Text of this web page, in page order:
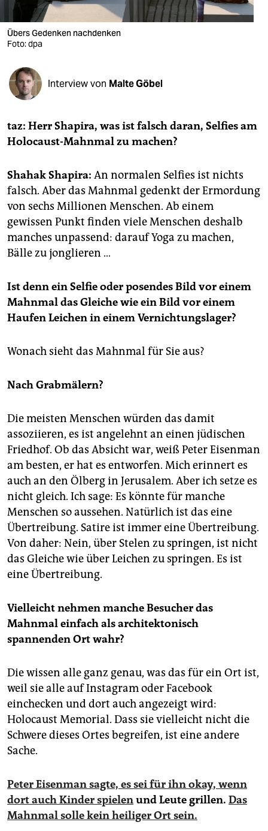
verlag
veranstaltungen
fragen & hilfe
unterstützen
abo
epaper login
Übers Gedenken nachdenken
Foto: dpa
Interview von Malte Göbel
taz: Herr Shapira, was ist falsch daran, Selfies am
Holocaust-Mahnmal zu machen?
Shahak Shapira: An normalen Selfies ist nichts
falsch. Aber das Mahnmal gedenkt der Ermordung
von sechs Millionen Menschen. Ab einem
gewissen Punkt finden viele Menschen deshalb
manches unpassend: darauf Yoga zu machen,
Bälle zu jonglieren …
Ist denn ein Selfie oder posendes Bild vor einem
Mahnmal das Gleiche wie ein Bild vor einem
Haufen Leichen in einem Vernichtungslager?
Wonach sieht das Mahnmal für Sie aus?
Nach Grabmälern?
Die meisten Menschen würden das damit
assoziieren, es ist angelehnt an einen jüdischen
Friedhof. Ob das Absicht war, weiß Peter Eisenman
am besten, er hat es entworfen. Mich erinnert es
auch an den Ölberg in Jerusalem. Aber ich setze es
nicht gleich. Ich sage: Es könnte für manche
Menschen so aussehen. Natürlich ist das eine
Übertreibung. Satire ist immer eine Übertreibung.
Von daher: Nein, über Stelen zu springen, ist nicht
das Gleiche wie über Leichen zu springen. Es ist
eine Übertreibung.
Vielleicht nehmen manche Besucher das
Mahnmal einfach als architektonisch
spannenden Ort wahr?
Die wissen alle ganz genau, was das für ein Ort ist,
weil sie alle auf Instagram oder Facebook
einchecken und dort auch angezeigt wird:
Holocaust Memorial. Dass sie vielleicht nicht die
Schwere dieses Ortes begreifen, ist eine andere
Sache.
Peter Eisenman sagte, es sei für ihn okay, wenn
dort auch Kinder spielenund Leute grillen. Das
Mahnmal solle kein heiliger Ort sein.